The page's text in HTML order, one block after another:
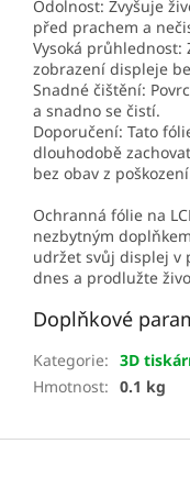
Odolnost: Zvyšuje
před prachem a
Vysoká průhlednost:
zobrazení displeje
Snadné čištění:
a snadno se čistí.
Doporučení: Tato
dlouhodobě
bez obav z
Ochranná fólie na
nezbytným
udržet svůj displej v
dnes a prodlužte
Doplňkové
Kategorie: 3D
Hmotnost: 0.1 kg
Z